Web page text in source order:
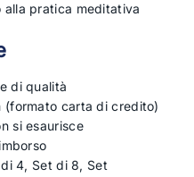
pratica meditativa
di qualità
(formato carta di credito)
si esaurisce
4, Set di 8, Set